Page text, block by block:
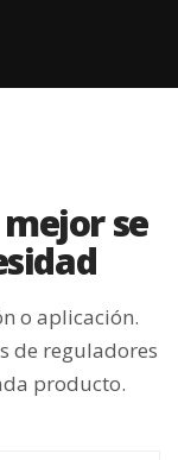
se
o aplicación.
de reguladores
producto.